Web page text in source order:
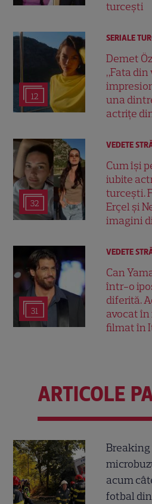
turcești
12
SERIALE
Demet
„Fata din
una
actrițe
32
VEDETE
Cum își
iubite
turcești.
Erçel și
imagini
31
VEDETE
Can
într-o
diferită.
avocat în
filmat în
ARTICOLE
Breaking
acum
fotbal